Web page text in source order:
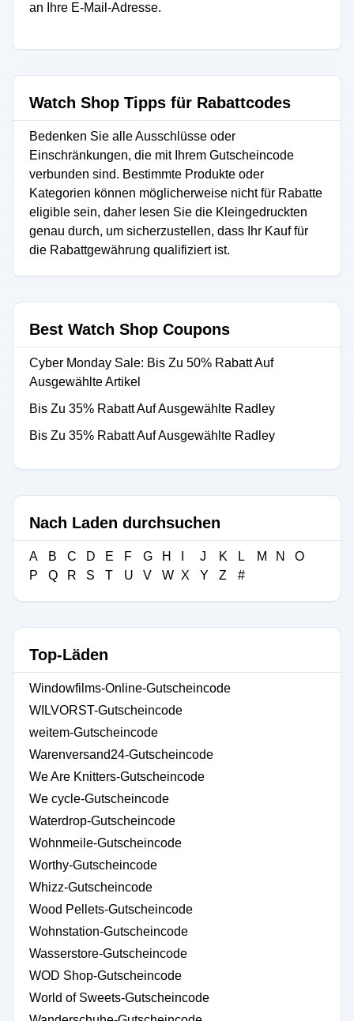
an Ihre E-Mail-Adresse.
Watch Shop Tipps für Rabattcodes
Bedenken Sie alle Ausschlüsse oder
Einschränkungen, die mit Ihrem Gutscheincode
verbunden sind. Bestimmte Produkte oder
Kategorien können möglicherweise nicht für Rabatte
eligible sein, daher lesen Sie die Kleingedruckten
genau durch, um sicherzustellen, dass Ihr Kauf für
die Rabattgewährung qualifiziert ist.
Best Watch Shop Coupons
Cyber ​​Monday Sale: Bis Zu 50% Rabatt Auf
Ausgewählte Artikel
Bis Zu 35% Rabatt Auf Ausgewählte Radley
Bis Zu 35% Rabatt Auf Ausgewählte Radley
Nach Laden durchsuchen
A B C D E F G H J K L M N
O
P
Q R S T U V W X Y Z #
Top-Läden
Windowfilms-Online-Gutscheincode
WILVORST-Gutscheincode
weitem-Gutscheincode
Warenversand24-Gutscheincode
We Are Knitters-Gutscheincode
We cycle-Gutscheincode
Waterdrop-Gutscheincode
Wohnmeile-Gutscheincode
Worthy-Gutscheincode
Whizz-Gutscheincode
Wood Pellets-Gutscheincode
Wohnstation-Gutscheincode
Wasserstore-Gutscheincode
WOD Shop-Gutscheincode
World of Sweets-Gutscheincode